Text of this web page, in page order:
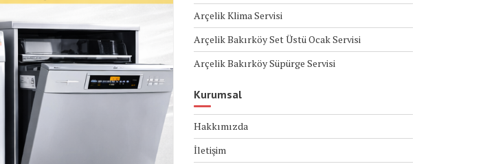
Arçelik Klima Servisi
Arçelik Bakırköy Set Üstü Ocak Servisi
Arçelik Bakırköy Süpürge Servisi
Kurumsal
Hakkımızda
İletişim